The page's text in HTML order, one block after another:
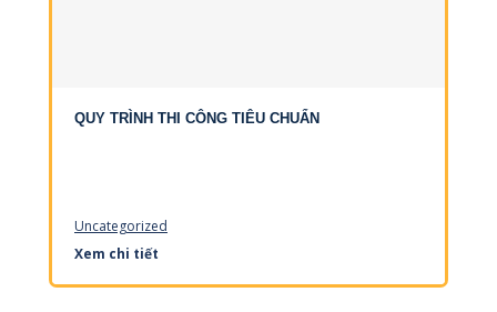
QUY TRÌNH THI CÔNG TIÊU CHUẨN
Uncategorized
Xem chi tiết